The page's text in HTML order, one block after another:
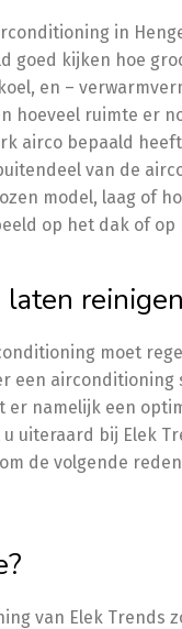
in
goed kijken hoe
en –
hoeveel ruimte er
airco bepaald
van de
model, laag of
op het dak of
moet
een
er namelijk een
uiteraard bij Elek
de volgende
van Elek Trends